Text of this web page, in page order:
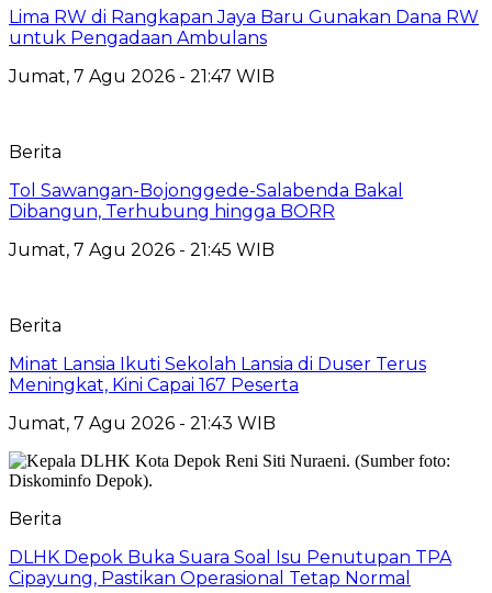
Lima RW di Rangkapan Jaya Baru Gunakan Dana RW
untuk Pengadaan Ambulans
Jumat, 7 Agu 2026 - 21:47 WIB
Berita
Tol Sawangan-Bojonggede-Salabenda Bakal
Dibangun, Terhubung hingga BORR
Jumat, 7 Agu 2026 - 21:45 WIB
Berita
Minat Lansia Ikuti Sekolah Lansia di Duser Terus
Meningkat, Kini Capai 167 Peserta
Jumat, 7 Agu 2026 - 21:43 WIB
Berita
DLHK Depok Buka Suara Soal Isu Penutupan TPA
Cipayung, Pastikan Operasional Tetap Normal